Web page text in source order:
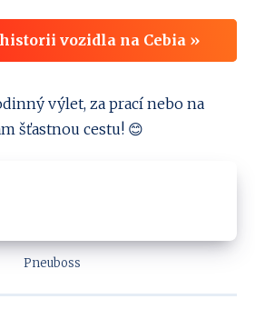
vozidla na Cebia »
výlet, za prací nebo na
šťastnou cestu! 😊
Pneuboss